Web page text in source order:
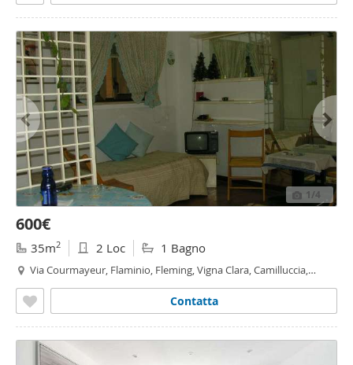
1/4
600€
35m2 2 Loc 1 Bagno
Via Courmayeur, Flaminio, Fleming, Vigna Clara, Camilluccia,
Contatta